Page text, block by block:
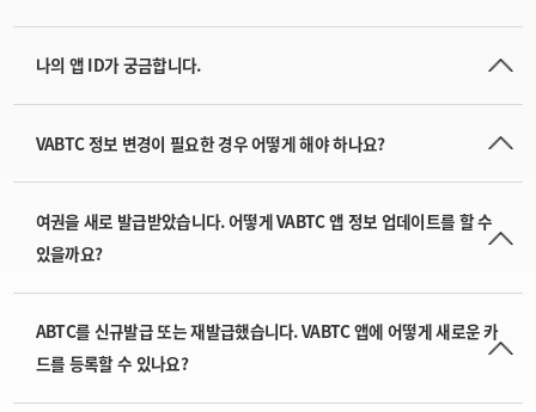
나의 앱 ID가 궁금합니다.
VABTC 정보 변경이 필요한 경우 어떻게 해야 하나요?
여권을 새로 발급받았습니다. 어떻게 VABTC 앱 정보 업데이트를 할 수
있을까요?
ABTC를 신규발급 또는 재발급했습니다. VABTC 앱에 어떻게 새로운 카
드를 등록할 수 있나요?